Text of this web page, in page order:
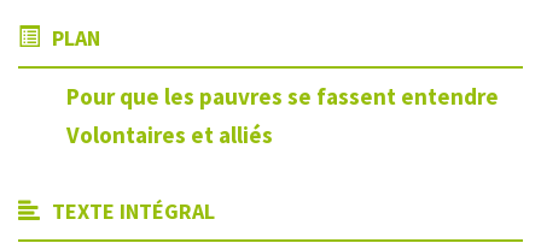
PLAN
Pour que les pauvres se fassent entendre
Volontaires et alliés
TEXTE INTÉGRAL